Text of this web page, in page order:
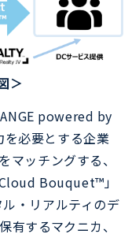
＞
powered by
必要とする企業
マッチングする、
Bouquet™」
・リアルティのデ
有するマクニカ、